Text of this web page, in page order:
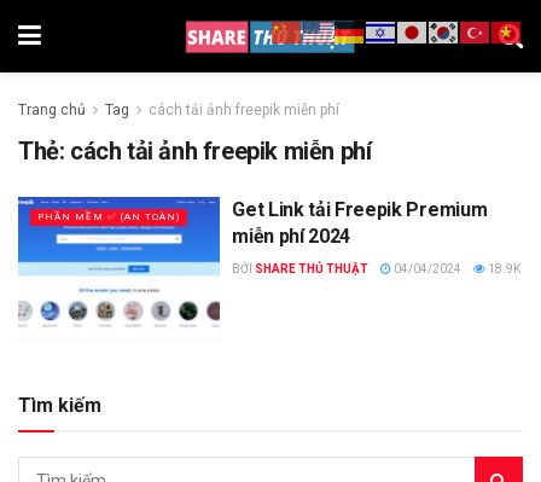
Trang chủ Tag cách tải ảnh freepik miễn phí
Thẻ: cách tải ảnh freepik miễn phí
PHẦN MỀM ✅ (AN TOÀN)
Get Link tải Freepik Premium
miễn phí 2024
BỞI SHARE THỦ THUẬT 04/04/2024 18.9K
Tìm kiếm